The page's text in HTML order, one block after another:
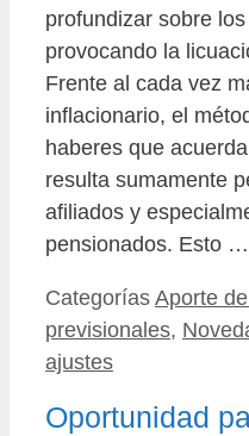
profundizar sobre
provocando la
Frente al cada vez
inflacionario, el
haberes que
resulta sumamente
afiliados y
pensionados. Esto …
Categorías Aporte
previsionales,
ajustes
Oportunidad